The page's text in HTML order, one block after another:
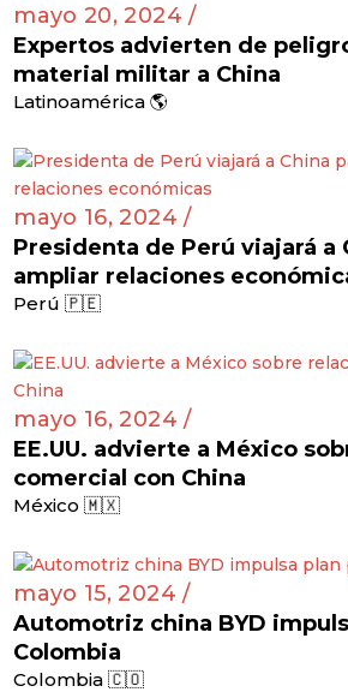
mayo 20, 2024 /
Expertos advierten de
material militar a China
Latinoamérica 🌎
mayo 16, 2024 /
Presidenta de Perú viajará a
ampliar relaciones
Perú 🇵🇪
mayo 16, 2024 /
EE.UU. advierte a México
comercial con China
México 🇲🇽
mayo 15, 2024 /
Automotriz china BYD
Colombia
Colombia 🇨🇴